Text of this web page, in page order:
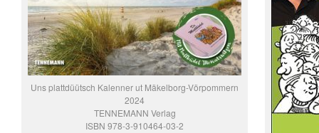
Uns plattdüütsch Kalenner ut Mäkelborg-Vörpommern
2024
TENNEMANN Verlag
ISBN 978-3-910464-03-2